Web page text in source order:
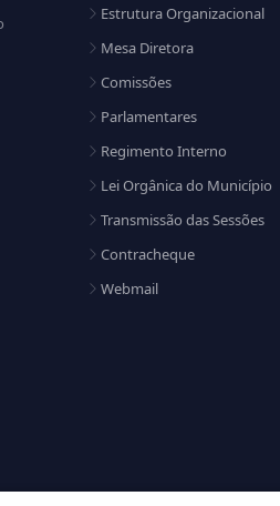
Estrutura Organizacional
Mesa Diretora
Comissões
Parlamentares
Regimento Interno
Lei Orgânica do Município
Transmissão das Sessões
Contracheque
Webmail